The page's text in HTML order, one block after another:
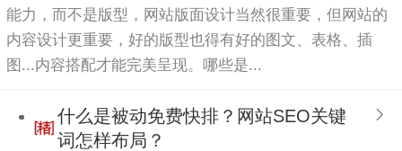
能力，而不是版型，网站版面设计当然很重要，但网站的
内容设计更重要，好的版型也得有好的图文、表格、插
图...内容搭配才能完美呈现。哪些是...
什么是被动免费快排？网站SEO关键
词怎样布局？